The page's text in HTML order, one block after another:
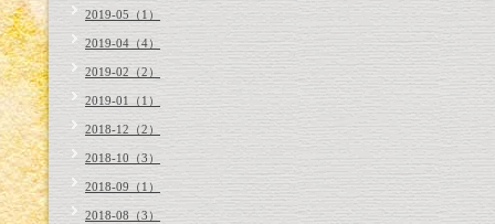
2019-05（1）
2019-04（4）
2019-02（2）
2019-01（1）
2018-12（2）
2018-10（3）
2018-09（1）
2018-08（3）